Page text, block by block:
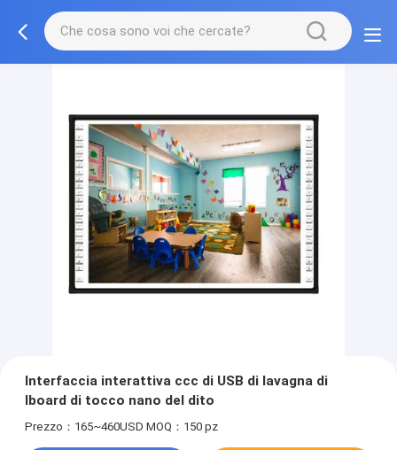
Interfaccia interattiva ccc di USB di lavagna di
Iboard di tocco nano del dito
Prezzo：165~460USD MOQ：150 pz